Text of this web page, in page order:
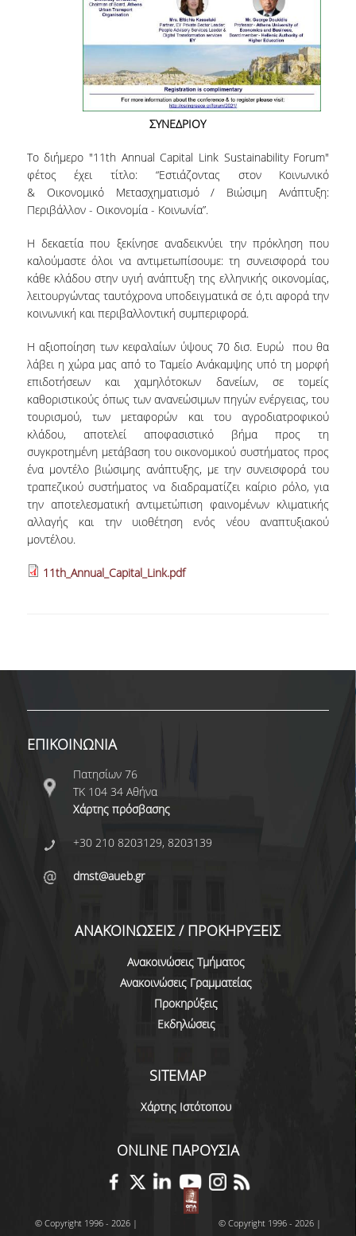
ΠΡΟΓΡΑΜΜΑΤΑ ΜΕΤΑΠΤΥΧΙΑΚΩΝ ΣΠΟΥΔΩΝ
ΔΙΔΑΚΤΟΡΙΚΟ ΠΡΟΓΡΑΜΜΑ
ΔΙΔΑΚΤΟΡΕΣ ΤΟΥ ΤΜΗΜΑΤΟΣ
ΥΠΟΨΗΦΙΟΙ ΔΙΔΑΚΤΟΡΕΣ
ΠΡΟΓΡΑΜΜΑ ERASMUS+
ΤΜΗΜΑ
ΣΥΝΕΡΓΑΖΟΜΕΝΑ ΠΑΝΕΠΙΣΤΗΜΙΑ
ΑΝΑΚΟΙΝΩΣΕΙΣ ΠΡΟΓΡΑΜΜΑΤΟΣ
FAQS
ΔΙΑΣΦΑΛΙΣΗ ΠΟΙΟΤΗΤΑΣ
ΠΟΛΙΤΙΚΗ ΔΙΑΣΦΑΛΙΣΗΣ ΠΟΙΟΤΗΤΑΣ
ΔΕΔΟΜΕΝΑ ΠΟΙΟΤΗΤΑΣ
ΠΙΣΤΟΠΟΙΗΣΗ
ΦΟΙΤΗΤΕΣ
ΕΡΕΥΝΑ
ΕΠΙΣΤΗΜΟΝΙΚΑ ΣΥΝΕΔΡΙΑ ΚΑΙ ΣΕΜΙΝΑΡΙΑ
ΑΠΟΦΟΙΤΟΙ
ΑΠΟΦΟΙΤΟΙ ΤΟΥ ΤΜΗΜΑΤΟΣ
ΑΓΓΕΛΙΕΣ ΓΙΑ ΕΡΓΑΣΙΑ
ΣΥΛΛΟΓΟΙ ΑΠΟΦΟΙΤΩΝ
ΝΕΑ ΤΟΥ ΤΜΗΜΑΤΟΣ
ΣΥΝΕΔΡΙΟΥ
Το διήμερο "11th Annual Capital Link Sustainability Forum"
φέτος έχει τίτλο: “Εστιάζοντας στον Kοινωνικό
& Oικονομικό Mετασχηματισμό / Βιώσιμη Ανάπτυξη:
Περιβάλλον - Οικονομία - Κοινωνία”.
Η δεκαετία που ξεκίνησε αναδεικνύει την πρόκληση που
καλούμαστε όλοι να αντιμετωπίσουμε: τη συνεισφορά του
κάθε κλάδου στην υγιή ανάπτυξη της ελληνικής οικονομίας,
λειτουργώντας ταυτόχρονα υποδειγματικά σε ό,τι αφορά την
κοινωνική και περιβαλλοντική συμπεριφορά.
Η αξιοποίηση των κεφαλαίων ύψους 70 δισ. Ευρώ που θα
λάβει η χώρα μας από το Ταμείο Ανάκαμψης υπό τη μορφή
επιδοτήσεων και χαμηλότοκων δανείων, σε τομείς
καθοριστικούς όπως των ανανεώσιμων πηγών ενέργειας, του
τουρισμού, των μεταφορών και του αγροδιατροφικού
κλάδου, αποτελεί αποφασιστικό βήμα προς τη
συγκροτημένη μετάβαση του οικονομικού συστήματος προς
ένα μοντέλο βιώσιμης ανάπτυξης, με την συνεισφορά του
τραπεζικού συστήματος να διαδραματίζει καίριο ρόλο, για
την αποτελεσματική αντιμετώπιση φαινομένων κλιματικής
αλλαγής και την υιοθέτηση ενός νέου αναπτυξιακού
μοντέλου.
11th_Annual_Capital_Link.pdf
ΕΠΙΚΟΙΝΩΝΙΑ
Πατησίων 76
ΤΚ 104 34 Αθήνα
Χάρτης πρόσβασης
+30 210 8203129, 8203139
dmst@aueb.gr
ΑΝΑΚΟΙΝΩΣΕΙΣ / ΠΡΟΚΗΡΥΞΕΙΣ
Ανακοινώσεις Τμήματος
Ανακοινώσεις Γραμματείας
Προκηρύξεις
Εκδηλώσεις
SITEMAP
Χάρτης Ιστότοπου
ONLINE ΠΑΡΟΥΣΙΑ
© Copyright 1996 - 2026 | © Copyright 1996 - 2026 |